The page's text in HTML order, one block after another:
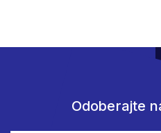
Odoberajte